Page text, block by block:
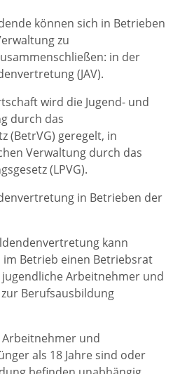
können sich in Betrieben
zu
in der
(JAV).
wird die Jugend- und
durch das
(BetrVG) geregelt, in
Verwaltung durch das
(LPVG).
in Betrieben der
kann
Betrieb einen Betriebsrat
Arbeitnehmer und
Berufsausbildung
und
als 18 Jahre sind oder